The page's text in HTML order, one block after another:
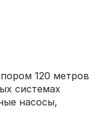
120 метров
системах
насосы,